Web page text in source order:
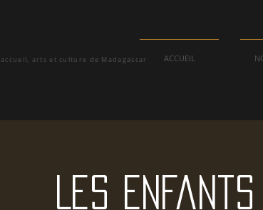
accueil, arts et culture de Madagascar ACCUEIL
Les